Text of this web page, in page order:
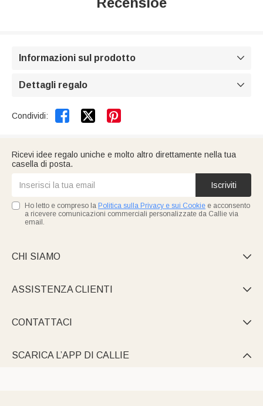
Informazioni sul prodotto 
Dettagli regalo 
Condividi:  
Ricevi idee regalo uniche e molto altro direttamente nella tua
casella di posta.
Iscriviti
Ho letto e compreso la Politica sulla Privacy e sui Cookie e acconsento
a ricevere comunicazioni commerciali personalizzate da Callie via
email.
CHI SIAMO 
ASSISTENZA CLIENTI 
CONTATTACI 
SCARICA L’APP DI CALLIE 